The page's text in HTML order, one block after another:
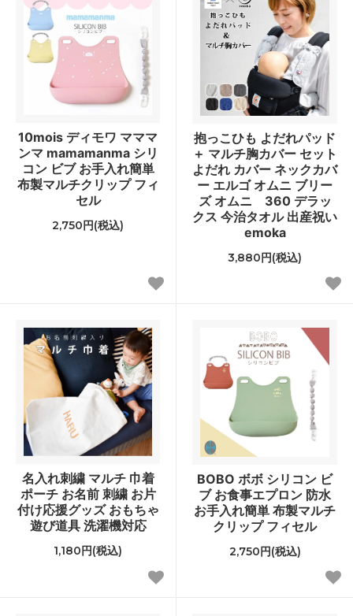
10mois ディモワ マママ
ンマ mamamanma シリ
コン ビブ お手入れ簡単
布製マルチクリップ フィ
セル
2,750円(税込)
抱っこひも よだれパッド
＋ マルチ胸カバー セット
よだれ カバー ネックカバ
ー エルゴ オムニ ブリー
ズ オムニ 360 デラッ
クス 今治タオル 出産祝い
emoka
3,880円(税込)
名入れ刺繍 マルチ 巾着
ポーチ お名前 刺繍 お片
付け応援グッズ おもちゃ
遊び道具 洗濯機対応
1,180円(税込)
BOBO ボボ シリコン ビ
ブ お食事エプロン 防水
お手入れ簡単 布製マルチ
クリップ フィセル
2,750円(税込)